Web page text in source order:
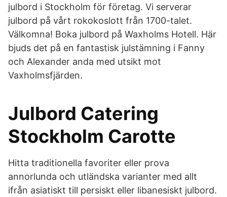
julbord i Stockholm för företag. Vi serverar
julbord på vårt rokokoslott från 1700-talet.
Välkomna! Boka julbord på Waxholms Hotell. Här
bjuds det på en fantastisk julstämning i Fanny
och Alexander anda med utsikt mot
Vaxholmsfjärden.
Julbord Catering
Stockholm Carotte
Hitta traditionella favoriter eller prova
annorlunda och utländska varianter med allt
ifrån asiatiskt till persiskt eller libanesiskt julbord.